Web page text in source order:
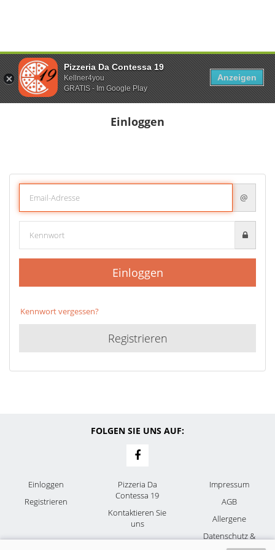
Einloggen
@
Einloggen
Kennwort vergessen?
Registrieren
FOLGEN SIE UNS AUF:
Einloggen
Registrieren
Pizzeria Da
Contessa 19
Kontaktieren Sie
uns
Impressum
AGB
Allergene
Datenschutz &
Cookies
Pizzeria Da Contessa 19
Kellner4you
GRATIS - Im Google Play
Anzeigen